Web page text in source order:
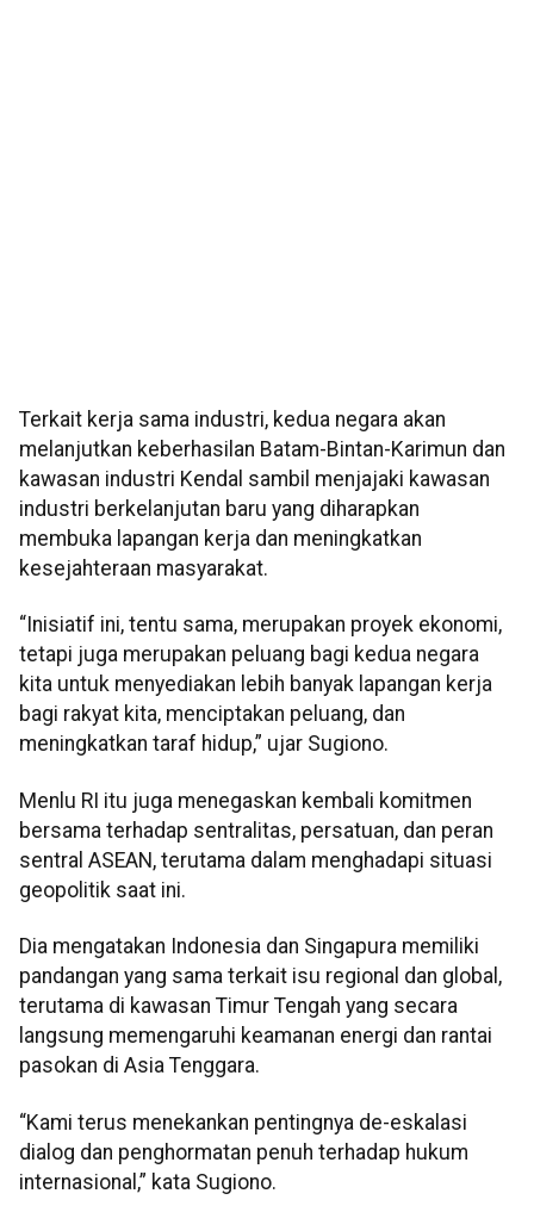
Terkait kerja sama industri, kedua negara akan
melanjutkan keberhasilan Batam-Bintan-Karimun dan
kawasan industri Kendal sambil menjajaki kawasan
industri berkelanjutan baru yang diharapkan
membuka lapangan kerja dan meningkatkan
kesejahteraan masyarakat.
“Inisiatif ini, tentu sama, merupakan proyek ekonomi,
tetapi juga merupakan peluang bagi kedua negara
kita untuk menyediakan lebih banyak lapangan kerja
bagi rakyat kita, menciptakan peluang, dan
meningkatkan taraf hidup,” ujar Sugiono.
Menlu RI itu juga menegaskan kembali komitmen
bersama terhadap sentralitas, persatuan, dan peran
sentral ASEAN, terutama dalam menghadapi situasi
geopolitik saat ini.
Dia mengatakan Indonesia dan Singapura memiliki
pandangan yang sama terkait isu regional dan global,
terutama di kawasan Timur Tengah yang secara
langsung memengaruhi keamanan energi dan rantai
pasokan di Asia Tenggara.
“Kami terus menekankan pentingnya de-eskalasi
dialog dan penghormatan penuh terhadap hukum
internasional,” kata Sugiono.